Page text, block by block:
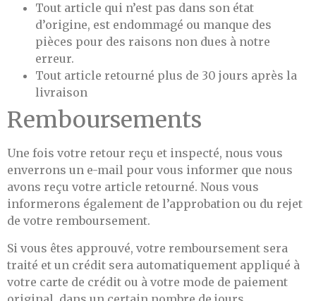
Tout article qui n’est pas dans son état
d’origine, est endommagé ou manque des
pièces pour des raisons non dues à notre
erreur.
Tout article retourné plus de 30 jours après la
livraison
Remboursements
Une fois votre retour reçu et inspecté, nous vous
enverrons un e-mail pour vous informer que nous
avons reçu votre article retourné. Nous vous
informerons également de l’approbation ou du rejet
de votre remboursement.
Si vous êtes approuvé, votre remboursement sera
traité et un crédit sera automatiquement appliqué à
votre carte de crédit ou à votre mode de paiement